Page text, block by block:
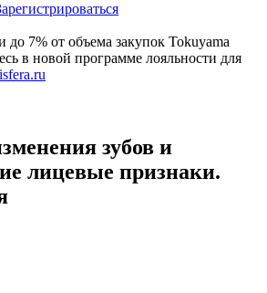
7% от объема закупок Tokuyama
в новой программе лояльности для
зубов и
лицевые признаки.